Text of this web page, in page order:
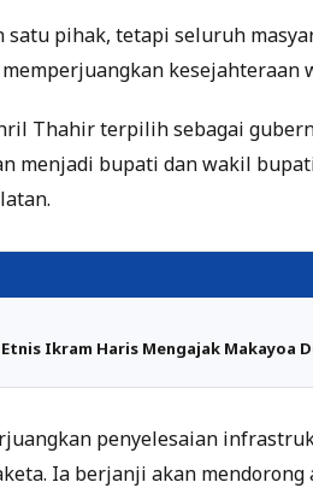
satu pihak, tetapi seluruh
kesejahteraan
Thahir terpilih sebagai
menjadi bupati dan wakil
Ikram Haris Mengajak Makayoa
penyelesaian
Ia berjanji akan mendorong